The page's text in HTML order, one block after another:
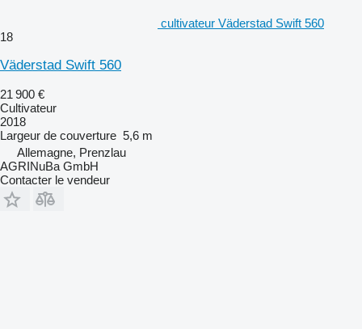
cultivateur Väderstad Swift 560
18
Väderstad Swift 560
21 900 €
Cultivateur
2018
Largeur de couverture 5,6 m
Allemagne, Prenzlau
AGRINuBa GmbH
Contacter le vendeur